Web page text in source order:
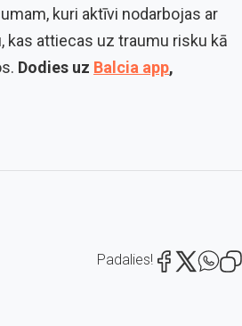
kuri aktīvi nodarbojas ar
kas attiecas uz traumu risku kā
Dodies uz Balcia app,
Padalies!